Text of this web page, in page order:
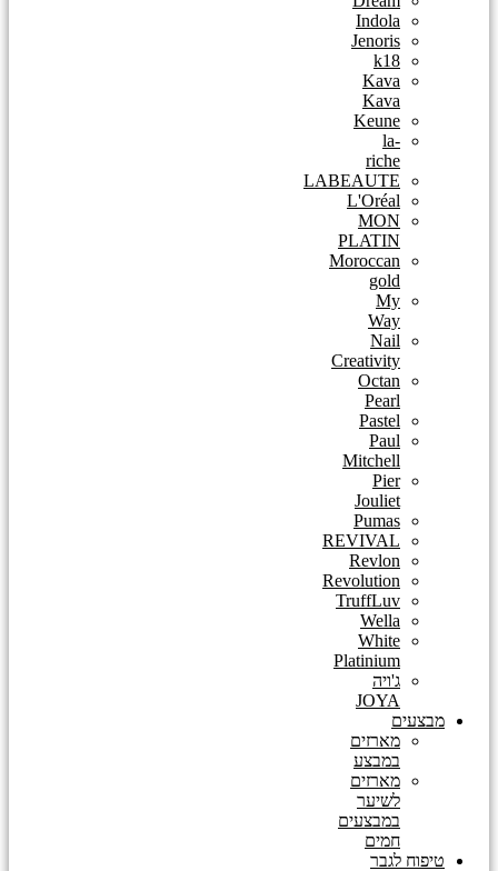
Indola
Jenoris
k18
Kava
Kava
Keune
la-
riche
LABEAUTE
L'Oréal
MON
PLATIN
Moroccan
gold
My
Way
Nail
Creativity
Octan
Pearl
Pastel
Paul
Mitchell
Pier
Jouliet
Pumas
REVIVAL
Revlon
Revolution
TruffLuv
Wella
White
Platinium
ג'ויה
JOYA
מבצעים
מארזים
במבצע
מארזים
לשיער
במבצעים
חמים
טיפוח לגבר